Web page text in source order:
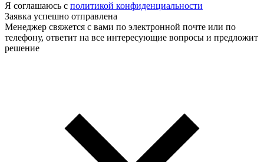
Я соглашаюсь с политикой конфиденциальности
Заявка успешно отправлена
Менеджер свяжется с вами по электронной почте или по
телефону, ответит на все интересующие вопросы и предложит
решение